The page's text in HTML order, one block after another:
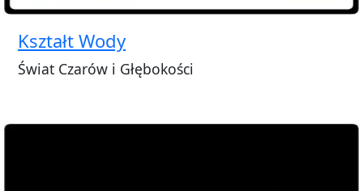
Kształt Wody
Świat Czarów i Głębokości